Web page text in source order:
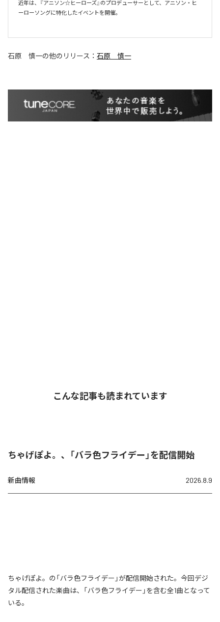
近年は、『アニソン☆ヒーローズ』のプロデューサーとして、アニソン・ヒ
ーローソングに特化したイベントを開催。
石原 慎一の他のリリース： 石原 慎一
こんな記事も読まれています
ちゃげぽよ。、「バラ色フライデー」を配信開始
新曲情報 2026.8.9
ちゃげぽよ。の「バラ色フライデー」が配信開始された。今回デジ
タル配信された楽曲は、「バラ色フライデー」を含む全1曲となって
いる。